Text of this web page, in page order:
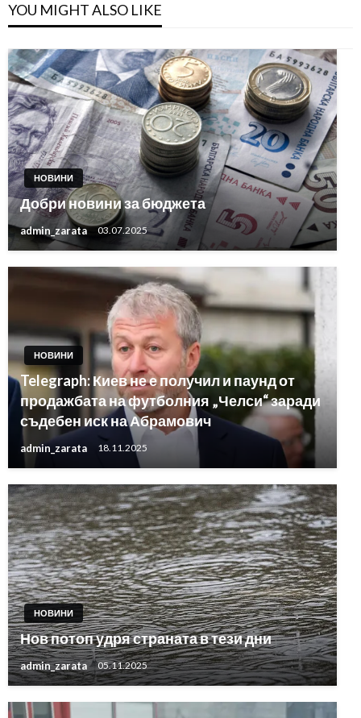
YOU MIGHT ALSO LIKE
НОВИНИ
Добри новини за бюджета
admin_zarata 03.07.2025
НОВИНИ
Telegraph: Киев не е получил и паунд от
продажбата на футболния „Челси“ заради
съдебен иск на Абрамович
admin_zarata 18.11.2025
НОВИНИ
Нов потоп удря страната в тези дни
admin_zarata 05.11.2025